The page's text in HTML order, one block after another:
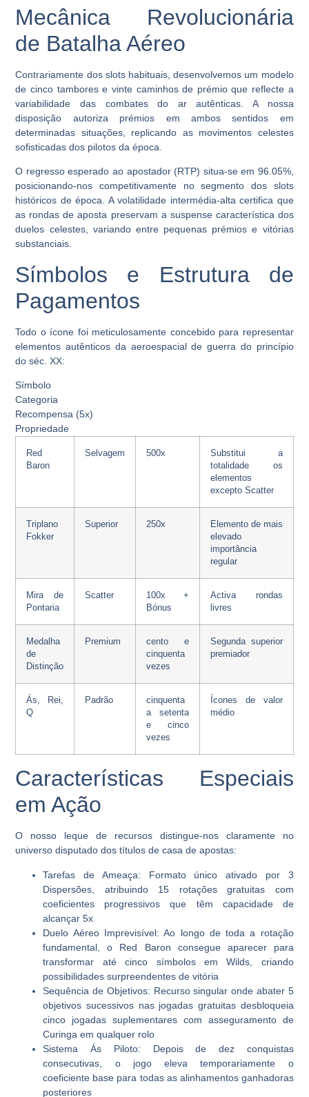
Mecânica Revolucionária
de Batalha Aéreo
Contrariamente dos slots habituais, desenvolvemos um modelo
decinco tambores e vinte caminhos de prémioque reflecte a
variabilidade das combates do ar autênticas. A nossa
disposição autoriza prémios em ambos sentidos em
determinadas situações, replicando as movimentos celestes
sofisticadas dos pilotos da época.
O regresso esperado ao apostador (RTP) situa-se em 96.05%,
posicionando-nos competitivamente no segmento dos slots
históricos de época. A volatilidade intermédia-alta certifica que
as rondas de aposta preservam a suspense característica dos
duelos celestes, variando entre pequenas prémios e vitórias
substanciais.
Símbolos e Estrutura de
Pagamentos
Todo o ícone foi meticulosamente concebido para representar
elementos autênticos da aeroespacial de guerra do princípio
do séc. XX:
Símbolo
Categoria
Recompensa (5x)
Propriedade
Red
Baron
Selvagem 500x
Substitui a
totalidade os
elementos
excepto Scatter
Triplano
Fokker
Superior 250x
Elemento de mais
elevado
importância
regular
Mira de
Pontaria
Scatter
100x +
Bónus
Activa rondas
livres
Medalha
de
Distinção
Premium
cento e
cinquenta
vezes
Segunda superior
premiador
Ás, Rei,
Q
Padrão
cinquenta
a setenta
e cinco
vezes
Ícones de valor
médio
Características Especiais
em Ação
O nosso leque de recursos distingue-nos claramente no
universo disputado dos títulos de casa de apostas:
Tarefas de Ameaça: Formato único ativado por 3
Dispersões, atribuindo 15 rotações gratuitas com
coeficientes progressivos que têm capacidade de
alcançar 5x
Duelo Aéreo Imprevisível: Ao longo de toda a rotação
fundamental, o Red Baron consegue aparecer para
transformar até cinco símbolos em Wilds, criando
possibilidades surpreendentes de vitória
Sequência de Objetivos: Recurso singular onde abater 5
objetivos sucessivos nas jogadas gratuitas desbloqueia
cinco jogadas suplementares com asseguramento de
Curinga em qualquer rolo
Sistema Ás Piloto: Depois de dez conquistas
consecutivas, o jogo eleva temporariamente o
coeficiente base para todas as alinhamentos ganhadoras
posteriores